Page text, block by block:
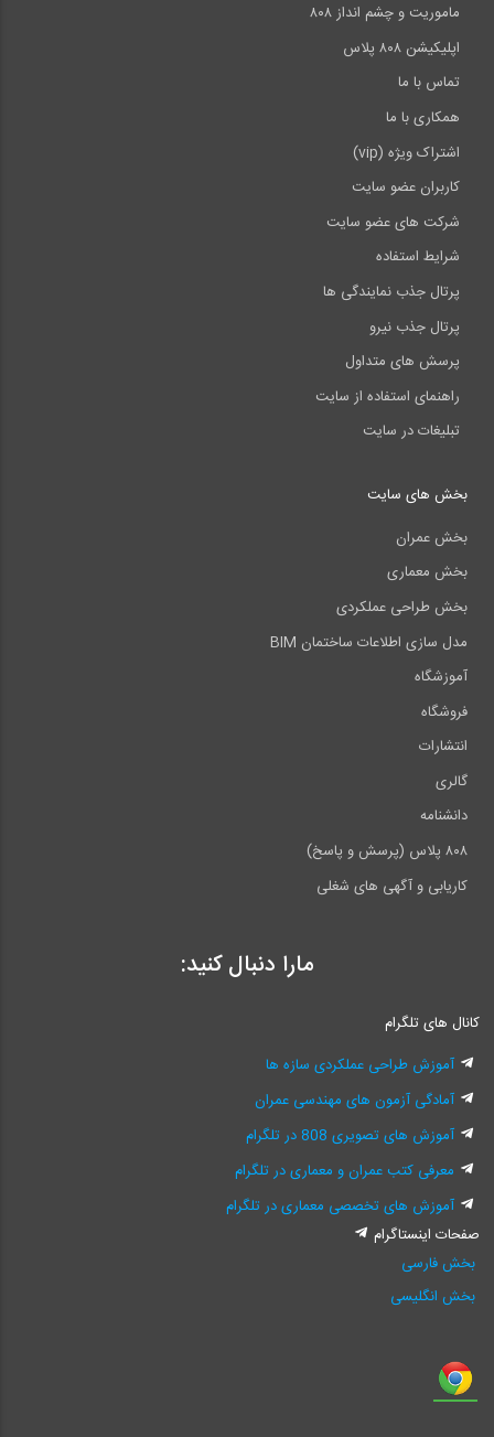
ماموریت و چشم انداز ۸۰۸
اپلیکیشن ۸۰۸ پلاس
تماس با ما
همکاری با ما
اشتراک ویژه (vip)
کاربران عضو سایت
شرکت های عضو سایت
شرایط استفاده
پرتال جذب نمایندگی ها
پرتال جذب نیرو
پرسش های متداول
راهنمای استفاده از سایت
تبلیغات در سایت
بخش های سایت
بخش عمران
بخش معماری
بخش طراحی عملکردی
مدل سازی اطلاعات ساختمان BIM
آموزشگاه
فروشگاه
انتشارات
گالری
دانشنامه
۸۰۸ پلاس (پرسش و پاسخ)
کاریابی و آگهی های شغلی
مارا دنبال کنید:
کانال های تلگرام
آموزش طراحی عملکردی سازه ها
آمادگی آزمون های مهندسی عمران
آموزش های تصویری 808 در تلگرام
معرفی کتب عمران و معماری در تلگرام
آموزش های تخصصی معماری در تلگرام
صفحات اینستاگرام
بخش فارسی
بخش انگلیسی